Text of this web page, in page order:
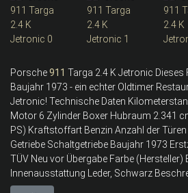
Porsche911 Targa 2.4 K Jetronic
Baujahr 1973 - ein echter Oldtimer
Jetronic! Technische Daten
Motor 6 Zylinder Boxer Hubraum 2.341
PS) Kraftstoffart Benzin Anzahl der
Getriebe Schaltgetriebe Baujahr 1973
TÜV Neu vor Übergabe Farbe (Hersteller)
Innenausstattung Leder, Schwarz